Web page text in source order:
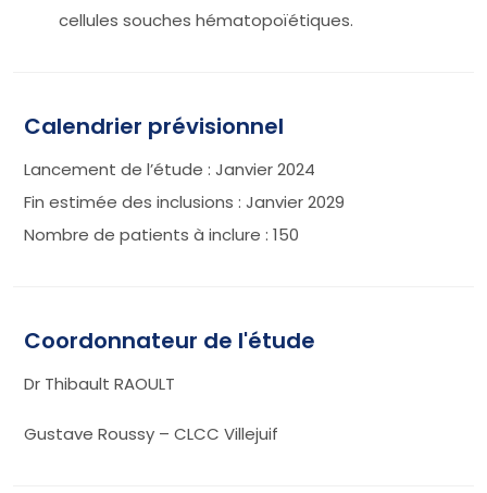
cellules souches hématopoïétiques.
Calendrier prévisionnel
Lancement de l’étude : Janvier 2024
Fin estimée des inclusions : Janvier 2029
Nombre de patients à inclure : 150
Coordonnateur de l'étude
Dr Thibault RAOULT
Gustave Roussy – CLCC Villejuif